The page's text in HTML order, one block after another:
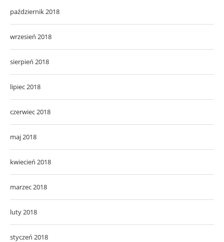
październik 2018
wrzesień 2018
sierpień 2018
lipiec 2018
czerwiec 2018
maj 2018
kwiecień 2018
marzec 2018
luty 2018
styczeń 2018